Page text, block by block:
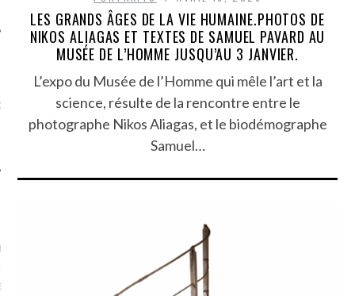
MES DERNIERS
SUR FACEBOOK
conquis mais en
LES GRANDS ÂGES DE LA VIE HUMAINE.PHOTOS DE
NIKOS ALIAGAS ET TEXTES DE SAMUEL PAVARD AU
MUSÉE DE L’HOMME JUSQU’AU 3 JANVIER.
L’expo du Musée de l’Homme qui mêle l’art et la
science, résulte de la rencontre entre le
photographe Nikos Aliagas, et le biodémographe
Samuel…